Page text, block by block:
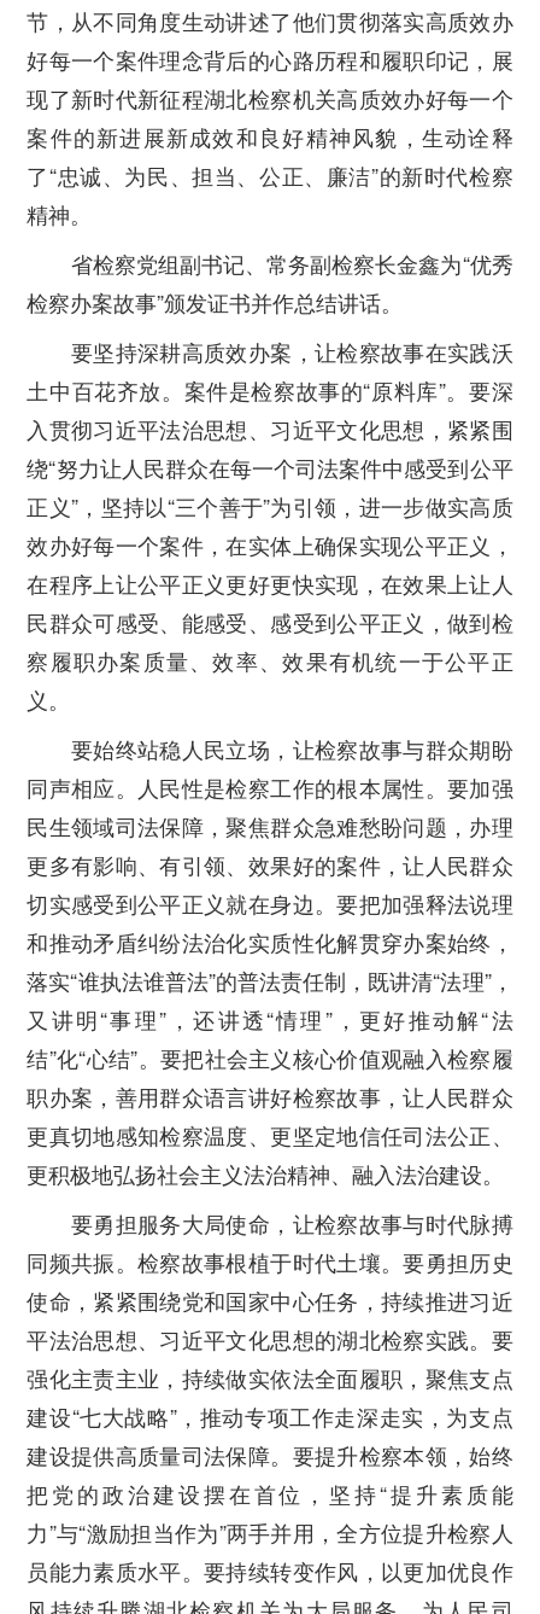
节，从不同角度生动讲述了他们贯彻落实高质效办
好每一个案件理念背后的心路历程和履职印记，展
现了新时代新征程湖北检察机关高质效办好每一个
案件的新进展新成效和良好精神风貌，生动诠释
了“忠诚、为民、担当、公正、廉洁”的新时代检察
精神。
省检察党组副书记、常务副检察长金鑫为“优秀
检察办案故事”颁发证书并作总结讲话。
要坚持深耕高质效办案，让检察故事在实践沃
土中百花齐放。 案件是检察故事的“原料库”。要深
入贯彻习近平法治思想、习近平文化思想，紧紧围
绕“努力让人民群众在每一个司法案件中感受到公平
正义”，坚持以“三个善于”为引领，进一步做实高质
效办好每一个案件，在实体上确保实现公平正义，
在程序上让公平正义更好更快实现，在效果上让人
民群众可感受、能感受、感受到公平正义，做到检
察履职办案质量、效率、效果有机统一于公平正
义。
要始终站稳人民立场，让检察故事与群众期盼
同声相应。
人民性是检察工作的根本属性。要加强
民生领域司法保障，聚焦群众急难愁盼问题，办理
更多有影响、有引领、效果好的案件，让人民群众
切实感受到公平正义就在身边。要把加强释法说理
和推动矛盾纠纷法治化实质性化解贯穿办案始终，
落实“谁执法谁普法”的普法责任制，既讲清“法理”，
又讲明“事理”，还讲透“情理”，更好推动解“法
结”化“心结”。要把社会主义核心价值观融入检察履
职办案，善用群众语言讲好检察故事，让人民群众
更真切地感知检察温度、更坚定地信任司法公正、
更积极地弘扬社会主义法治精神、融入法治建设。
要勇担服务大局使命，让检察故事与时代脉搏
同频共振。检察故事根植于时代土壤。要勇担历史
使命，紧紧围绕党和国家中心任务，持续推进习近
平法治思想、习近平文化思想的湖北检察实践。要
强化主责主业，持续做实依法全面履职，聚焦支点
建设“七大战略”，推动专项工作走深走实，为支点
建设提供高质量司法保障。要提升检察本领，始终
把党的政治建设摆在首位，坚持“提升素质能
力”与“激励担当作为”两手并用，全方位提升检察人
员能力素质水平。要持续转变作风，以更加优良作